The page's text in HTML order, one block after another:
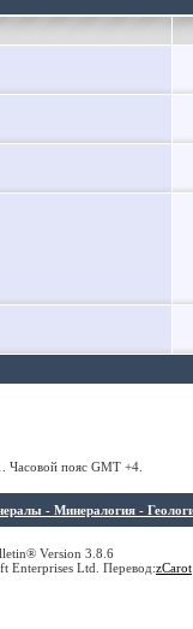
. Часовой пояс GMT +4.
- Минералогия - Геология
Version 3.8.6
Enterprises Ltd. Перевод:zCarot